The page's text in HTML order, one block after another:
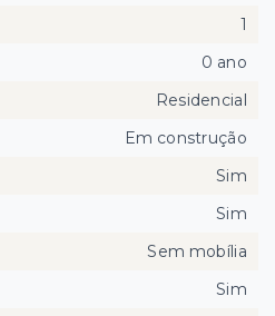
1
0 ano
Residencial
Em construção
Sim
Sim
Sem mobília
Sim